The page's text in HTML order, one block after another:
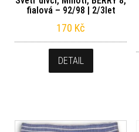
fialová – 92/98 | 2/3let
170 Kč
DETAIL